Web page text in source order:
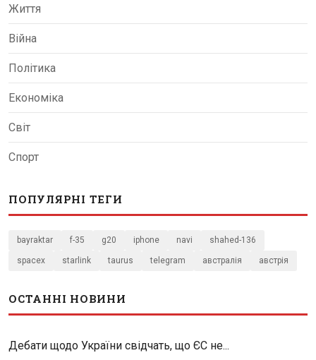
Життя
Війна
Політика
Економіка
Світ
Спорт
ПОПУЛЯРНІ ТЕГИ
bayraktar f-35 g20 iphone navi shahed-136
spacex starlink taurus telegram австралія австрія
ОСТАННІ НОВИНИ
Дебати щодо України свідчать, що ЄС не...